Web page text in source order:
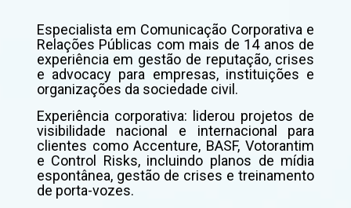
Especialista em Comunicação Corporativa e
Relações Públicas com mais de 14 anos de
experiência em gestão de reputação, crises
e advocacy para empresas, instituições e
organizações da sociedade civil.
Experiência corporativa: liderou projetos de
visibilidade nacional e internacional para
clientes como Accenture, BASF, Votorantim
e Control Risks, incluindo planos de mídia
espontânea, gestão de crises e treinamento
de porta-vozes.